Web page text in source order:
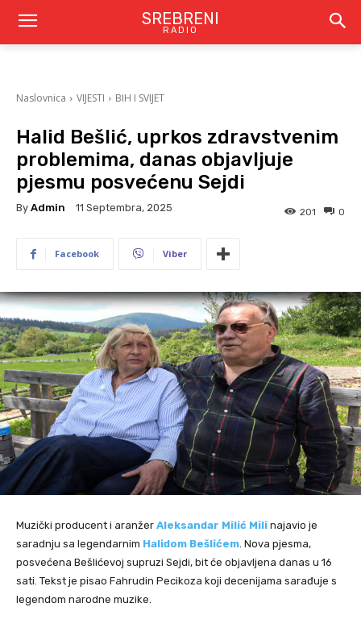
SREBRENI
RADIO
Naslovnica VIJESTI BIH I SVIJET
Halid Bešlić, uprkos zdravstvenim
problemima, danas objavljuje
pjesmu posvećenu Sejdi
By Admin 11 Septembra, 2025 0
201
Facebook Viber
Muzički producent i aranžer Aleksandar Milić Mili najavio je
saradnju sa legendarnim Halidom Bešlićem. Nova pjesma,
posvećena Bešlićevoj supruzi Sejdi, bit će objavljena danas u 16
sati. Tekst je pisao Fahrudin Pecikoza koji decenijama sarađuje s
legendom narodne muzike.